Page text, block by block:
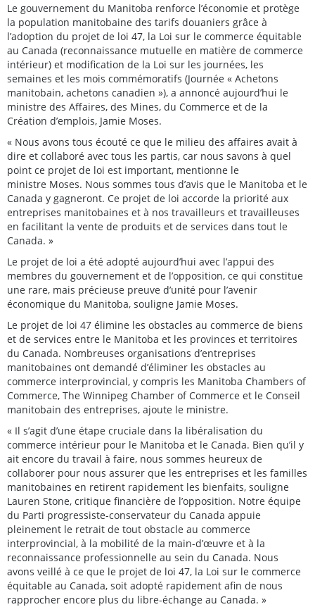
Le gouvernement du Manitoba renforce l’économie et protège
la population manitobaine des tarifs douaniers grâce à
l’adoption du projet de loi 47, la Loi sur le commerce équitable
au Canada (reconnaissance mutuelle en matière de commerce
intérieur) et modification de la Loi sur les journées, les
semaines et les mois commémoratifs (Journée « Achetons
manitobain, achetons canadien »), a annoncé aujourd’hui le
ministre des Affaires, des Mines, du Commerce et de la
Création d’emplois, Jamie Moses.
« Nous avons tous écouté ce que le milieu des affaires avait à
dire et collaboré avec tous les partis, car nous savons à quel
point ce projet de loi est important, mentionne le
ministre Moses. Nous sommes tous d’avis que le Manitoba et le
Canada y gagneront. Ce projet de loi accorde la priorité aux
entreprises manitobaines et à nos travailleurs et travailleuses
en facilitant la vente de produits et de services dans tout le
Canada. »
Le projet de loi a été adopté aujourd’hui avec l’appui des
membres du gouvernement et de l’opposition, ce qui constitue
une rare, mais précieuse preuve d’unité pour l’avenir
économique du Manitoba, souligne Jamie Moses.
Le projet de loi 47 élimine les obstacles au commerce de biens
et de services entre le Manitoba et les provinces et territoires
du Canada. Nombreuses organisations d’entreprises
manitobaines ont demandé d’éliminer les obstacles au
commerce interprovincial, y compris les Manitoba Chambers of
Commerce, The Winnipeg Chamber of Commerce et le Conseil
manitobain des entreprises, ajoute le ministre.
« Il s’agit d’une étape cruciale dans la libéralisation du
commerce intérieur pour le Manitoba et le Canada. Bien qu’il y
ait encore du travail à faire, nous sommes heureux de
collaborer pour nous assurer que les entreprises et les familles
manitobaines en retirent rapidement les bienfaits, souligne
Lauren Stone, critique financière de l’opposition. Notre équipe
du Parti progressiste-conservateur du Canada appuie
pleinement le retrait de tout obstacle au commerce
interprovincial, à la mobilité de la main-d’œuvre et à la
reconnaissance professionnelle au sein du Canada. Nous
avons veillé à ce que le projet de loi 47, la Loi sur le commerce
équitable au Canada, soit adopté rapidement afin de nous
rapprocher encore plus du libre-échange au Canada. »